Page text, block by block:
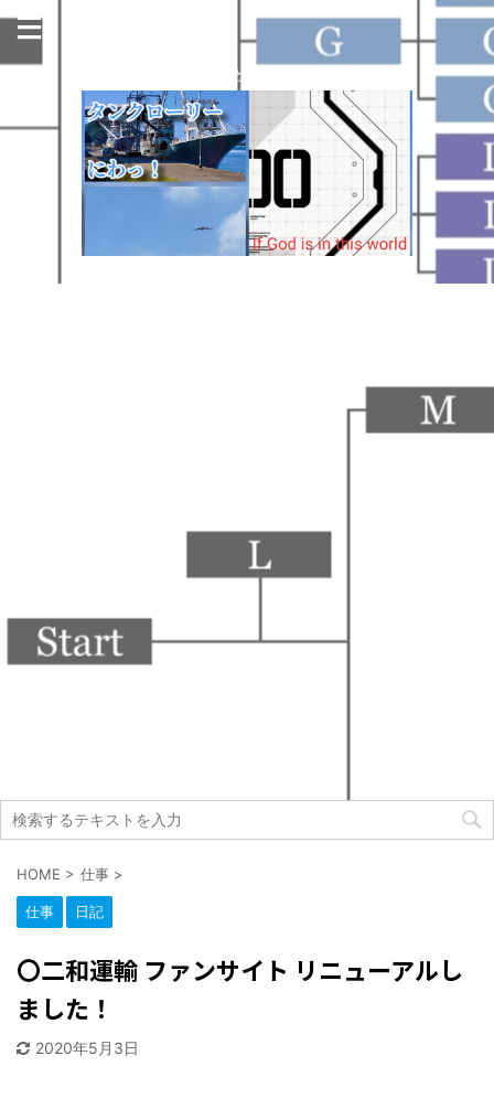
今日も名古屋の街のどこかで走っています！
HOME > 仕事 >
仕事 日記
〇二和運輸 ファンサイト リニューアルし
ました！
2020年5月3日